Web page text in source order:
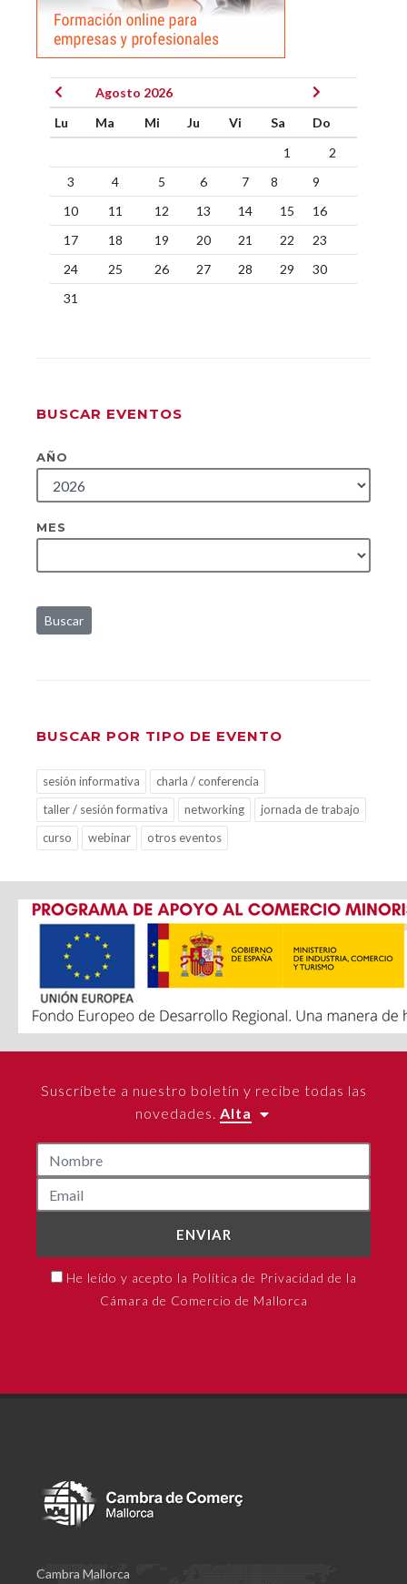
Agosto 2026
Lu
Ma Mi Ju Vi Sa
Do
1
2
3
4 5 6 7 8
9
10
11 12 13 14 15
16
17
18 19 20 21 22
23
24
25 26 27 28 29
30
31
BUSCAR EVENTOS
AÑO
MES
Buscar
BUSCAR POR TIPO DE EVENTO
sesión informativa
charla / conferencia
taller / sesión formativa
networking
jornada de trabajo
curso
webinar otros eventos
Suscríbete a nuestro boletín y recibe todas las
novedades. Alta
ENVIAR
He leído y acepto la Política de Privacidad de la
Cámara de Comercio de Mallorca
Cambra Mallorca